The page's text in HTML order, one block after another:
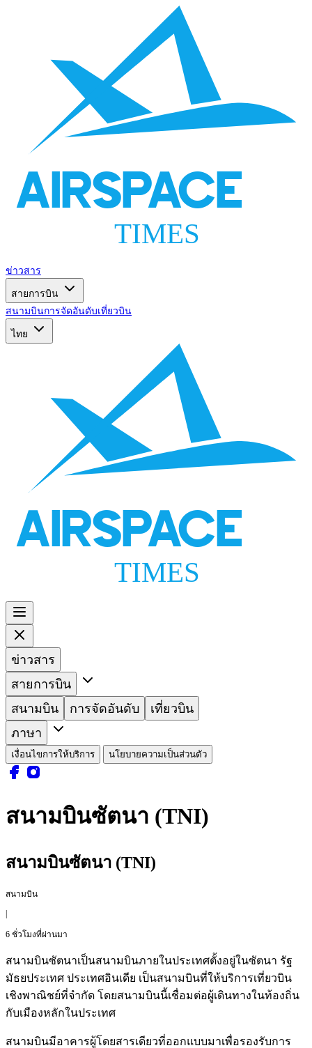
AIRSPACE
TIMES
ข่าวสาร
สายการบิน
สนามบินการจัดอันดับเที่ยวบิน
ไทย
AIRSPACE
TIMES
ข่าวสาร
สายการบิน
สนามบิน
การจัดอันดับ
เที่ยวบิน
ภาษา
เงื่อนไขการให้บริการ นโยบายความเป็นส่วนตัว
สนามบินซัตนา (TNI)
สนามบินซัตนา (TNI)
สนามบิน
|
6 ชั่วโมงที่ผ่านมา
สนามบินซัตนาเป็นสนามบินภายในประเทศตั้งอยู่ในซัตนา รัฐ
มัธยประเทศ ประเทศอินเดีย เป็นสนามบินที่ให้บริการเที่ยวบิน
เชิงพาณิชย์ที่จำกัด โดยสนามบินนี้เชื่อมต่อผู้เดินทางในท้องถิ่น
กับเมืองหลักในประเทศ
สนามบินมีอาคารผู้โดยสารเดียวที่ออกแบบมาเพื่อรองรับการ